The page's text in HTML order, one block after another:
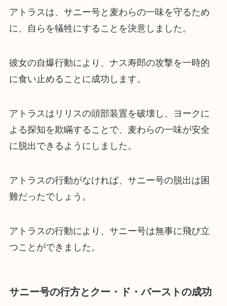
アトラスは、サニー号と麦わらの一味を守るため
に、自らを犠牲にすることを決意しました。
彼女の自爆行動により、ナス寿郎の攻撃を一時的
に食い止めることに成功します。
アトラスはリリスの頭部装置を破壊し、ヨークに
よる探知を欺瞞することで、麦わらの一味が安全
に脱出できるようにしました。
アトラスの行動がなければ、サニー号の脱出は困
難だったでしょう。
アトラスの行動により、サニー号は無事に飛び立
つことができました。
サニー号の行方とクー・ド・バーストの成功